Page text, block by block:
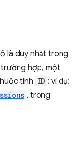
là duy nhất trong
hợp, một
tính ID ; ví dụ:
, trong